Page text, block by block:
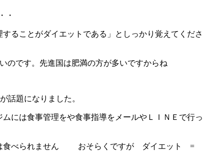
・
ることがダイエットである」としっかり覚えてくださ
です。先進国は肥満の方が多いですからね
話題になりました。
には食事管理をや食事指導をメールやＬＩＮＥで行っ
食べられません
おそらくですが ダイエット =